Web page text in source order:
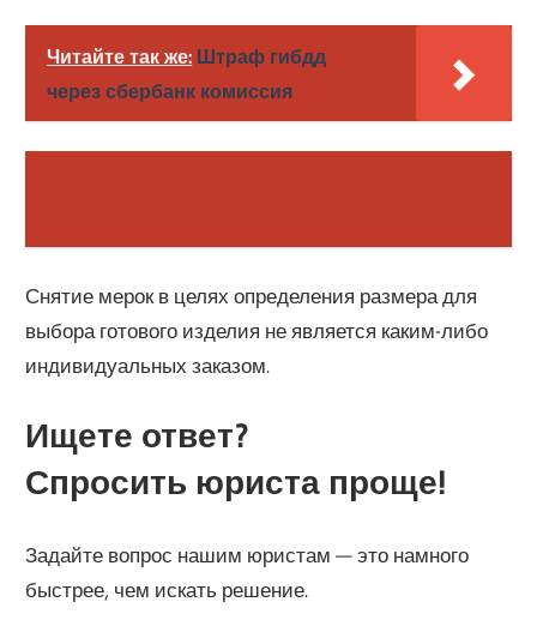
Читайте так же: Штраф гибдд
через сбербанк комиссия
Снятие мерок в целях определения размера для
выбора готового изделия не является каким-либо
индивидуальных заказом.
Ищете ответ?
Спросить юриста проще!
Задайте вопрос нашим юристам — это намного
быстрее, чем искать решение.